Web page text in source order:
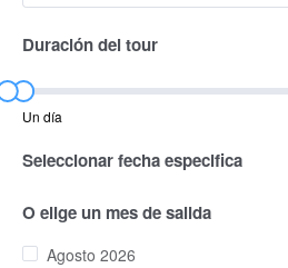
Duración del tour
Un día
Seleccionar fecha especifica
O elige un mes de salida
Agosto 2026